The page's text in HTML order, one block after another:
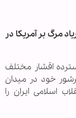
مرگ بر آمریکا در
گسترده اقشار مختلف
خود در میدان
اسلامی ایران را